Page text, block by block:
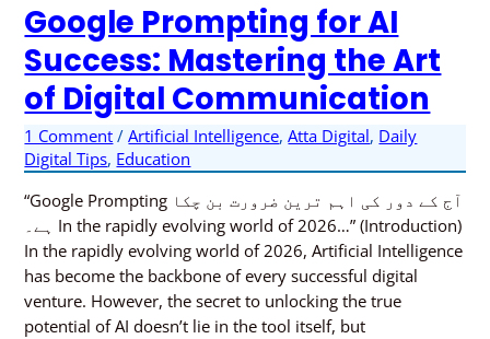
Google Prompting for AI
Success: Mastering the Art
of Digital Communication
1 Comment /Artificial Intelligence,Atta Digital, Daily
Digital Tips, Education
“Google Prompting آج کے دور کی اہم ترین ضرورت بن چکا
ہے۔ In the rapidly evolving world of 2026…” (Introduction)
In the rapidly evolving world of 2026, Artificial Intelligence
has become the backbone of every successful digital
venture. However, the secret to unlocking the true
potential of AI doesn’t lie in the tool itself, but
Google
Prompting
for
AI
Success:
Mastering
the
Art
Digital
Communication